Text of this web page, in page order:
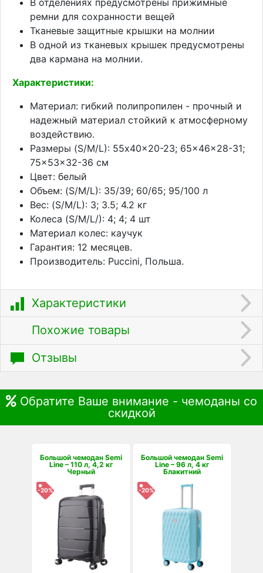
ремни для сохранности вещей
Тканевые защитные крышки на молнии
В одной из тканевых крышек предусмотрены
два кармана на молнии.
Характеристики:
Материал: гибкий полипропилен - прочный и
надежный материал стойкий к атмосферному
воздействию.
Размеры (S/M/L): 55x40x20-23; 65x46x28-31;
75x53x32-36 см
Цвет: белый
Объем: (S/M/L): 35/39; 60/65; 95/100 л
Вес: (S/M/L): 3; 3.5; 4.2 кг
Колеса (S/M/L/): 4; 4; 4 шт
Материал колес: каучук
Гарантия: 12 месяцев.
Производитель: Puccini, Польша.
Характеристики
Похожие товары
Отзывы
Обратите Ваше внимание - чемоданы со
скидкой
Большой чемодан Semi
Line – 110 л, 4,2 кг
Черный
-20%
Большой чемодан Semi
Line – 96 л, 4 кг
Блакитний
-20%